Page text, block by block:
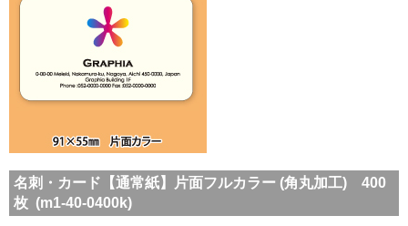
名刺・カード【通常紙】片面フルカラー (角丸加工) 400
枚 (m1-40-0400k)